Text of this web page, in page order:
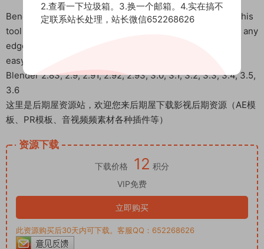
Bend Face is a simple tool for rotating/moving models. This
tool allows you to rotate or move selected faces through any
edge, even using face normals. It is very convenient and
easy to use.
Blender 2.83, 2.9, 2.91, 2.92, 2.93, 3.0, 3.1, 3.2, 3.3, 3.4, 3.5,
3.6
这里是后期屋资源站，欢迎您来后期屋下载影视后期资源（AE模
板、PR模板、音视频频素材各种插件等）
资源下载
下载价格 12 积分
VIP免费
立即购买
此资源购买后30天内可下载。客服QQ：652268626
2.查看一下垃圾箱。3.换一个邮箱。4.实在搞不
定联系站长处理，站长微信652268626